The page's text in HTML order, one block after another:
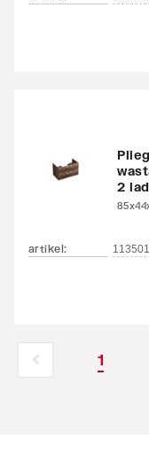
2
artikel:
1